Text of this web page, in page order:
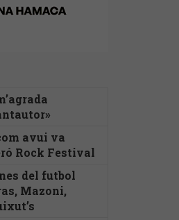
avui va
Rock Festival
del futbol
Mazoni,